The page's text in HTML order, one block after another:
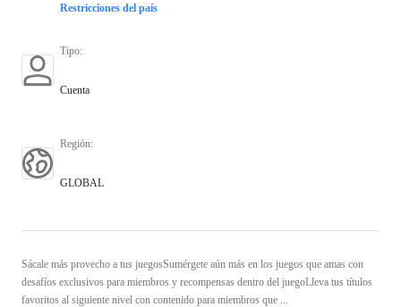
Restricciones del país
Tipo:
Cuenta
Región:
GLOBAL
Sácale más provecho a tus juegosSumérgete aún más en los juegos que amas con
desafíos exclusivos para miembros y recompensas dentro del juegoLleva tus títulos
favoritos al siguiente nivel con contenido para miembros que ...